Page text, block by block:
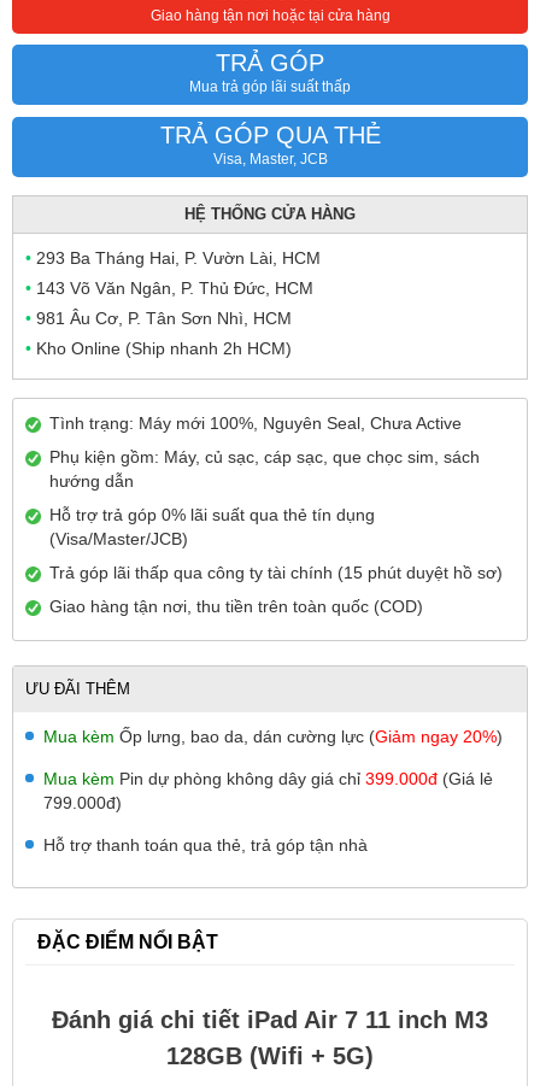
Giao hàng tận nơi hoặc tại cửa hàng
TRẢ GÓP
Mua trả góp lãi suất thấp
TRẢ GÓP QUA THẺ
Visa, Master, JCB
HỆ THỐNG CỬA HÀNG
• 293 Ba Tháng Hai, P. Vườn Lài, HCM
• 143 Võ Văn Ngân, P. Thủ Đức, HCM
• 981 Âu Cơ, P. Tân Sơn Nhì, HCM
• Kho Online (Ship nhanh 2h HCM)
Tình trạng: Máy mới 100%, Nguyên Seal, Chưa Active
Phụ kiện gồm: Máy, củ sạc, cáp sạc, que chọc sim, sách
hướng dẫn
Hỗ trợ trả góp 0% lãi suất qua thẻ tín dụng
(Visa/Master/JCB)
Trả góp lãi thấp qua công ty tài chính (15 phút duyệt hồ sơ)
Giao hàng tận nơi, thu tiền trên toàn quốc (COD)
ƯU ĐÃI THÊM
Mua kèm Ốp lưng, bao da, dán cường lực (Giảm ngay 20%)
Mua kèm Pin dự phòng không dây giá chỉ 399.000đ (Giá lẻ
799.000đ)
Hỗ trợ thanh toán qua thẻ, trả góp tận nhà
ĐẶC ĐIỂM NỔI BẬT
Đánh giá chi tiết iPad Air 7 11 inch M3
128GB (Wifi + 5G)